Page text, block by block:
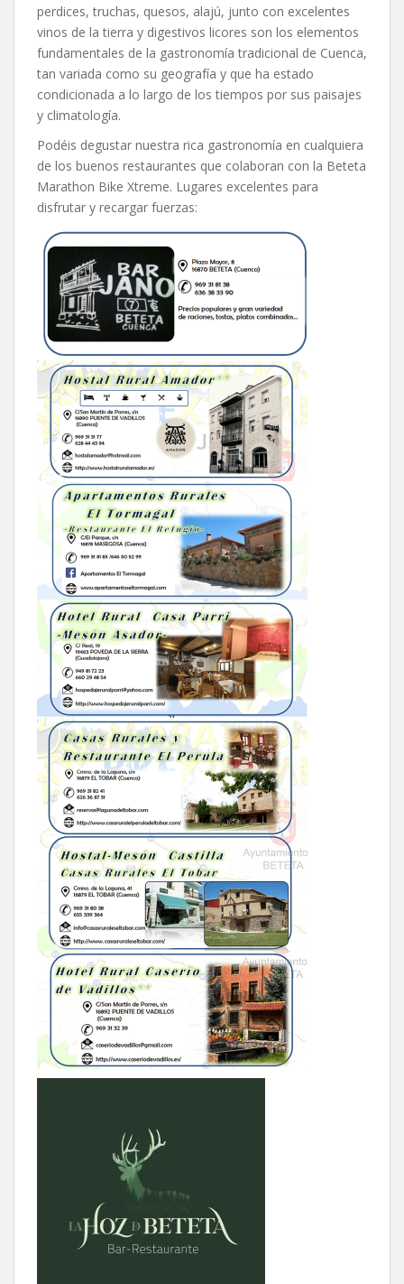
perdices, truchas, quesos, alajú, junto con excelentes
vinos de la tierra y digestivos licores son los elementos
fundamentales de la gastronomía tradicional de Cuenca,
tan variada como su geografía y que ha estado
condicionada a lo largo de los tiempos por sus paisajes
y climatología.
Podéis degustar nuestra rica gastronomía en cualquiera
de los buenos restaurantes que colaboran con la Beteta
Marathon Bike Xtreme. Lugares excelentes para
disfrutar y recargar fuerzas: